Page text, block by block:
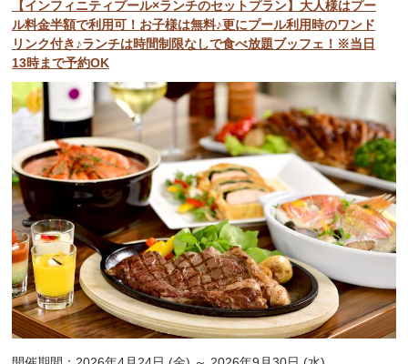
【インフィニティプール×ランチのセットプラン】大人様はプー
ル料金半額で利用可！お子様は無料♪更にプール利用時のワンド
リンク付き♪ランチは時間制限なしで食べ放題ブッフェ！※当日
13時まで予約OK